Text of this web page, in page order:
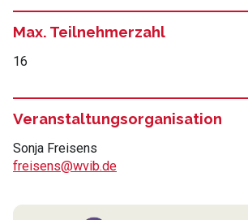
Max. Teilnehmerzahl
16
Veranstaltungsorganisation
Sonja Freisens
freisens@wvib.de